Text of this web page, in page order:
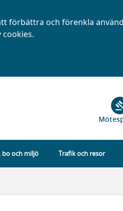
förbättra och förenkla
bo och miljö Trafik och resor